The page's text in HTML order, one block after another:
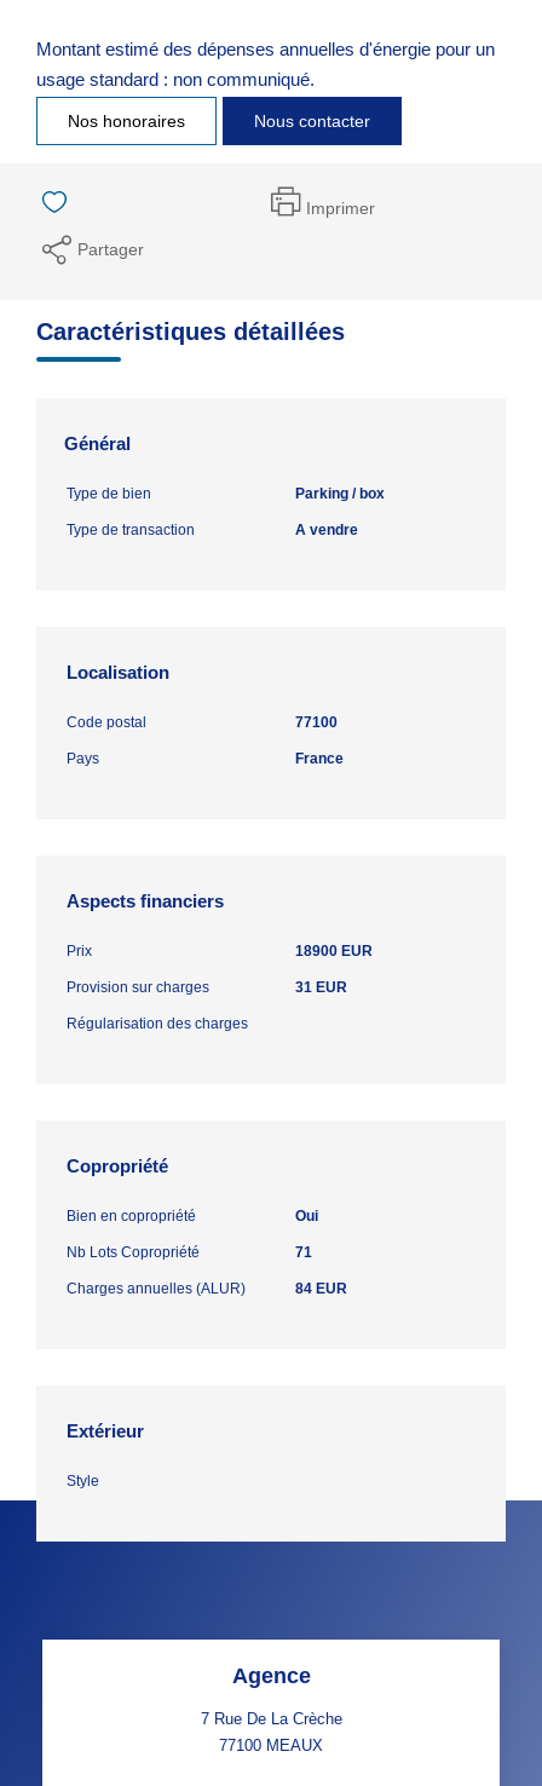
Montant estimé des dépenses annuelles d'énergie pour un
usage standard : non communiqué.
Nos honoraires Nous contacter
Imprimer
Partager
Caractéristiques détaillées
Général
Type de bien Parking / box
Type de transaction A vendre
Localisation
Code postal 77100
Pays France
Aspects financiers
Prix 18900 EUR
Provision sur charges 31 EUR
Régularisation des charges
Copropriété
Bien en copropriété Oui
Nb Lots Copropriété 71
Charges annuelles (ALUR) 84 EUR
Extérieur
Style
Agence
7 Rue De La Crèche
77100 MEAUX